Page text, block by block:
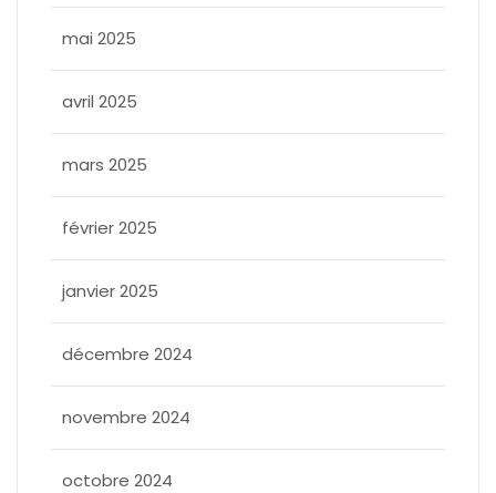
mai 2025
avril 2025
mars 2025
février 2025
janvier 2025
décembre 2024
novembre 2024
octobre 2024